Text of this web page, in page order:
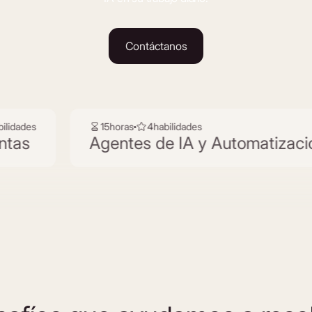
Contáctanos
horas 4habilidades
Agentes de IA y Automatización